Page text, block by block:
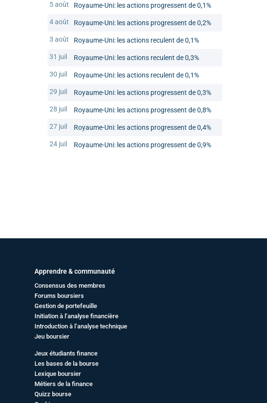
5 août Royaume-Uni: les actions progressent de 0,1%
4 août Royaume-Uni: les actions progressent de 0,2%
3 août Royaume-Uni: les actions reculent de 0,1%
31 juil Royaume-Uni: les actions reculent de 0,3%
30 juil Royaume-Uni: les actions reculent de 0,1%
29 juil Royaume-Uni: les actions progressent de 0,3%
28 juil Royaume-Uni: les actions progressent de 0,8%
27 juil Royaume-Uni: les actions progressent de 0,4%
24 juil Royaume-Uni: les actions progressent de 0,9%
Apprendre & communauté
Consensus des membres
Forums boursiers
Gestion de portefeuille
Initiation à l’analyse financière
Introduction à l’analyse technique
Jeu boursier
Jeux étudiants finance
Les bases de la bourse
Lexique boursier
Métiers de la finance
Quizz bourse